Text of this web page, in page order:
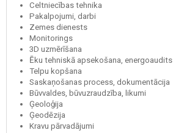
Celtniecības tehnika
Pakalpojumi, darbi
Zemes dienests
Monitorings
3D uzmērīšana
Ēku tehniskā apsekošana, energoaudits
Telpu kopšana
Saskaņošanas process, dokumentācija
Būvvaldes, būvuzraudzība, likumi
Ģeoloģija
Ģeodēzija
Kravu pārvadājumi